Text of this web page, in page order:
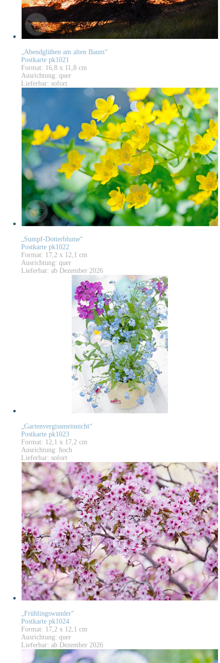
„Abendglühen am alten Baum“
Postkarte pk1021
Format: 16,8 x 11,8 cm
Ausrichtung: quer
Lieferbar: sofort
„Sumpf-Dotterblume“
Postkarte pk1022
Format: 17,2 x 12,1 cm
Ausrichtung: quer
Lieferbar: ab Dezember 2026
„Gartenvergissmeinnicht“
Postkarte pk1023
Format: 12,1 x 17,2 cm
Ausrichtung: hoch
Lieferbar: sofort
„Frühlingswunder“
Postkarte pk1024
Format: 17,2 x 12,1 cm
Ausrichtung: quer
Lieferbar: ab Dezember 2026